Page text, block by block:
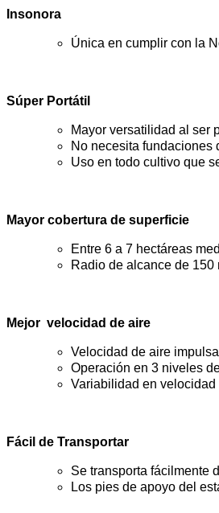
Insonora
Única en cumplir con la
Súper Portátil
Mayor versatilidad al ser
No necesita fundaciones
Uso en todo cultivo que
Mayor cobertura de superficie
Entre 6 a 7 hectáreas
Radio de alcance de 150
Mejor velocidad de aire
Velocidad de aire
Operación en 3 niveles
Variabilidad en velocidad
Fácil de Transportar
Se transporta fácilmente
Los pies de apoyo del